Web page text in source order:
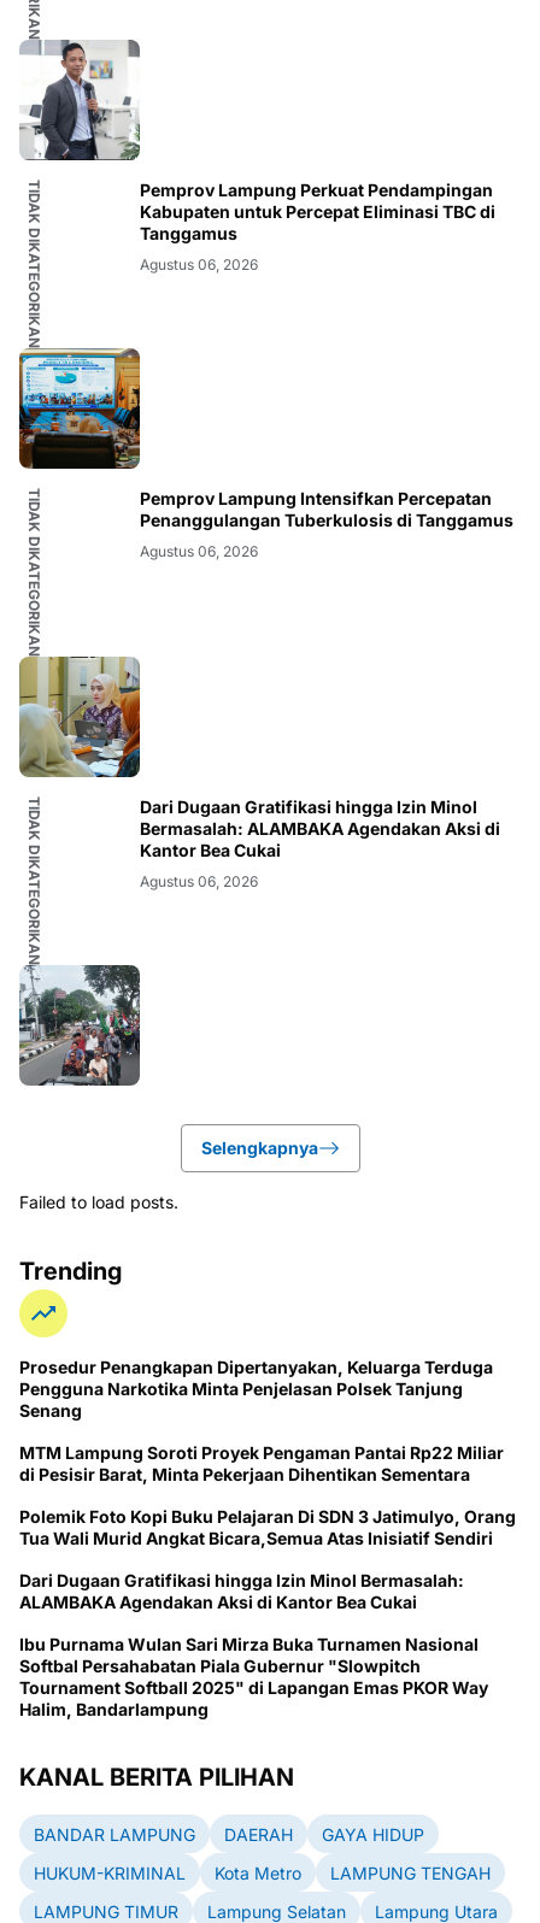
TIDAK DIKATEGORIKAN
Pemprov Lampung Perkuat Pendampingan
Kabupaten untuk Percepat Eliminasi TBC di
Tanggamus
Agustus 06, 2026
TIDAK DIKATEGORIKAN
Pemprov Lampung Intensifkan Percepatan
Penanggulangan Tuberkulosis di Tanggamus
Agustus 06, 2026
TIDAK DIKATEGORIKAN
Dari Dugaan Gratifikasi hingga Izin Minol
Bermasalah: ALAMBAKA Agendakan Aksi di
Kantor Bea Cukai
Agustus 06, 2026
Selengkapnya
Failed to load posts.
Trending
Prosedur Penangkapan Dipertanyakan, Keluarga Terduga
Pengguna Narkotika Minta Penjelasan Polsek Tanjung
Senang
MTM Lampung Soroti Proyek Pengaman Pantai Rp22 Miliar
di Pesisir Barat, Minta Pekerjaan Dihentikan Sementara
Polemik Foto Kopi Buku Pelajaran Di SDN 3 Jatimulyo, Orang
Tua Wali Murid Angkat Bicara,Semua Atas Inisiatif Sendiri
Dari Dugaan Gratifikasi hingga Izin Minol Bermasalah:
ALAMBAKA Agendakan Aksi di Kantor Bea Cukai
Ibu Purnama Wulan Sari Mirza Buka Turnamen Nasional
Softbal Persahabatan Piala Gubernur "Slowpitch
Tournament Softball 2025" di Lapangan Emas PKOR Way
Halim, Bandarlampung
KANAL BERITA PILIHAN
BANDAR LAMPUNG DAERAH
GAYA HIDUP
HUKUM-KRIMINAL
Kota Metro
LAMPUNG TENGAH
LAMPUNG TIMUR
Lampung Selatan
Lampung Utara